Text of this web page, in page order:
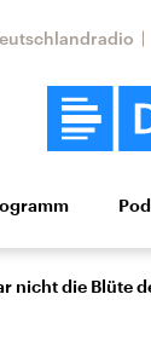
nicht die Blüte